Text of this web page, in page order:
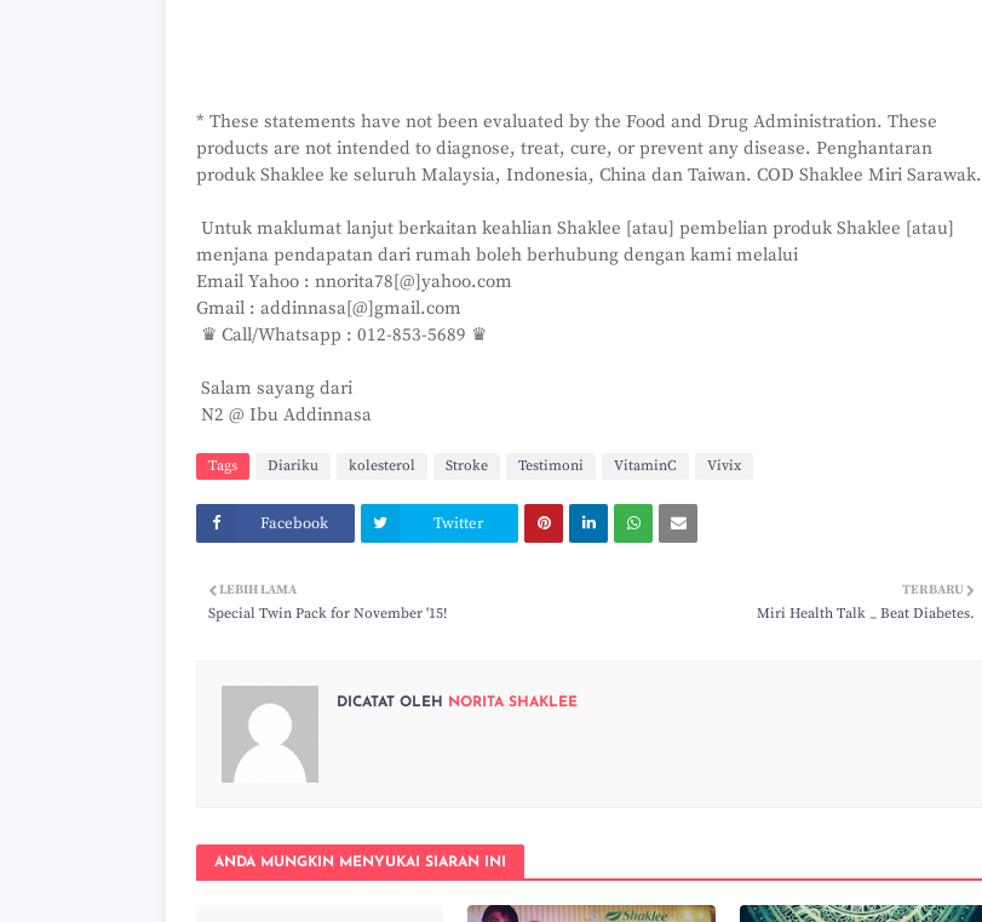
* These statements have not been evaluated by the Food and Drug Administration. These
products are not intended to diagnose, treat, cure, or prevent any disease. Penghantaran
produk Shaklee ke seluruh Malaysia, Indonesia, China dan Taiwan. COD Shaklee Miri Sarawak.
Untuk maklumat lanjut berkaitan keahlian Shaklee [atau] pembelian produk Shaklee [atau]
menjana pendapatan dari rumah boleh berhubung dengan kami melalui
Email Yahoo : nnorita78[@]yahoo.com
Gmail : addinnasa[@]gmail.com
♛ Call/Whatsapp : 012-853-5689 ♛
Salam sayang dari
N2 @ Ibu Addinnasa
Tags Diariku kolesterol Stroke Testimoni VitaminC Vivix
Facebook Twitter
TERBARU
Miri Health Talk _ Beat Diabetes.
LEBIH LAMA
Special Twin Pack for November '15!
DICATAT OLEH NORITA SHAKLEE
ANDA MUNGKIN MENYUKAI SIARAN INI